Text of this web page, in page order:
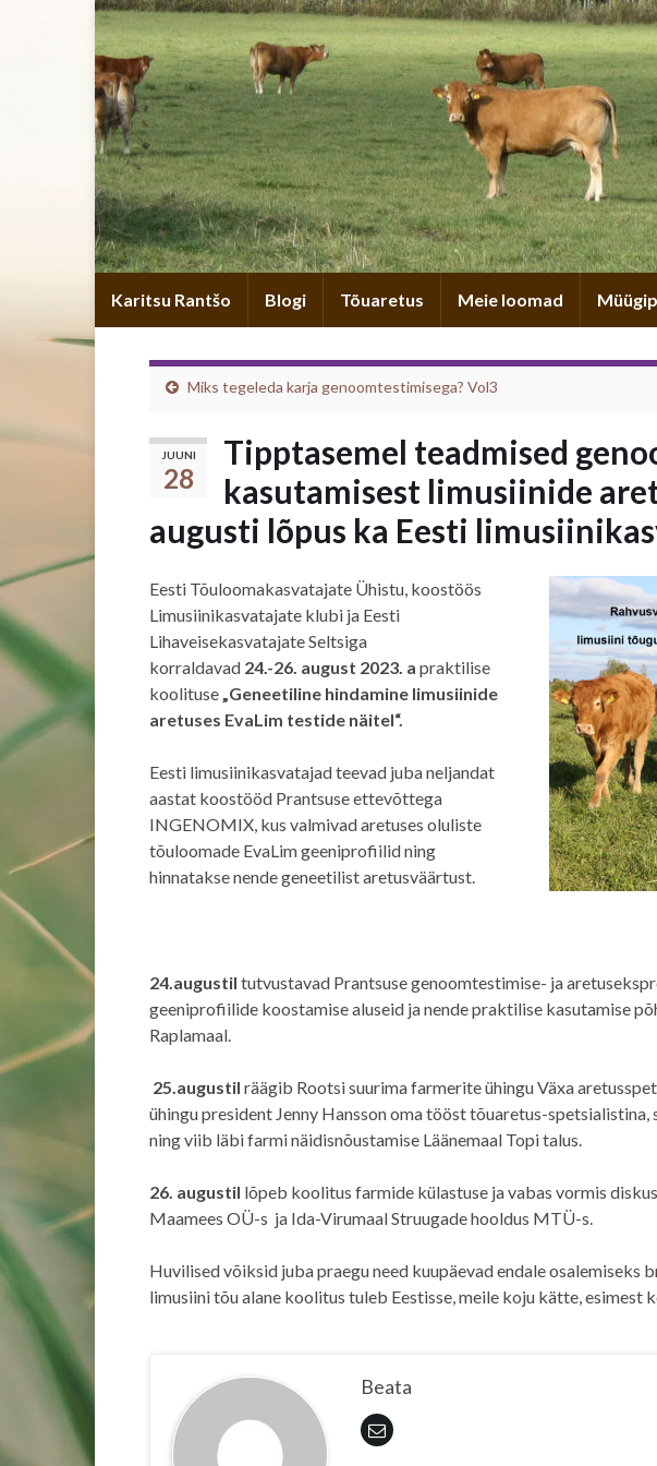
Karitsu Rantšo Blogi Tõuaretus Meie loomad
Miks tegeleda karja genoomtestimisega? Vol3
JUUNI
28
Tipptasemel teadmised
kasutamisest limusiinide
augusti lõpus ka Eesti
Eesti Tõuloomakasvatajate Ühistu, koostöös
Limusiinikasvatajate klubi ja Eesti
Lihaveisekasvatajate Seltsiga
korraldavad 24.-26. august 2023. a praktilise
koolituse„Geneetiline hindamine limusiinide
aretuses EvaLim testide näitel“.
Eesti limusiinikasvatajad teevad juba neljandat
aastat koostööd Prantsuse ettevõttega
INGENOMIX, kus valmivad aretuses oluliste
tõuloomade EvaLim geeniprofiilid ning
hinnatakse nende geneetilist aretusväärtust.
24.augustil tutvustavad Prantsuse genoomtestimise- ja
geeniprofiilide koostamise aluseid ja nende praktilise kasutamise
Raplamaal.
25.augustil räägib Rootsi suurima farmerite ühingu Växa
ühingu president Jenny Hansson oma tööst tõuaretus-spetsialistina,
ning viib läbi farmi näidisnõustamise Läänemaal Topi talus.
26. augustil lõpeb koolitus farmide külastuse ja vabas vormis
Maamees OÜ-s ja Ida-Virumaal Struugade hooldus MTÜ-s.
Huvilised võiksid juba praegu need kuupäevad endale osalemiseks
limusiini tõu alane koolitus tuleb Eestisse, meile koju kätte, esimest
Beata